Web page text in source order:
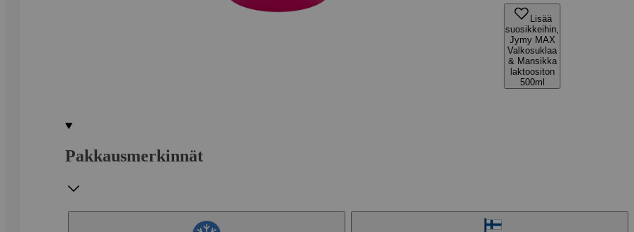
Lisää
suosikkeihin,
Jymy MAX
Valkosuklaa
& Mansikka
laktoositon
500ml
Pakkausmerkinnät